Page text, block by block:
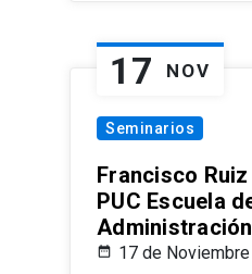
17 NOV
Seminarios
Francisco
PUC Escuela
Administración
17 de